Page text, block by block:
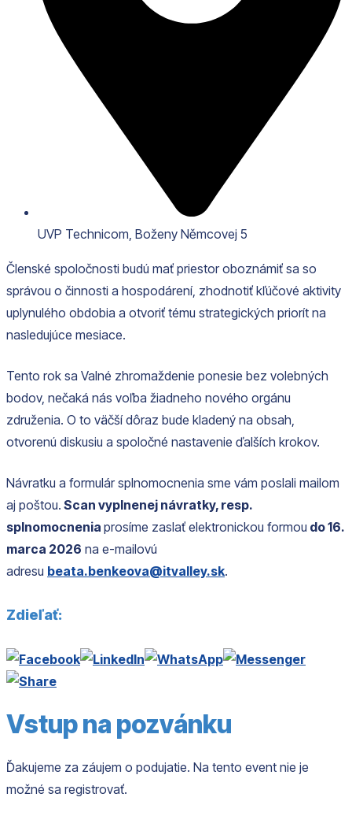
UVP Technicom, Boženy Němcovej 5
Členské spoločnosti budú mať priestor oboznámiť sa so
správou o činnosti a hospodárení, zhodnotiť kľúčové aktivity
uplynulého obdobia a otvoriť tému strategických priorít na
nasledujúce mesiace.
Tento rok sa Valné zhromaždenie ponesie bez volebných
bodov, nečaká nás voľba žiadneho nového orgánu
združenia. O to väčší dôraz bude kladený na obsah,
otvorenú diskusiu a spoločné nastavenie ďalších krokov.
Návratku a formulár splnomocnenia sme vám poslali mailom
aj poštou. Scan vyplnenej návratky, resp.
splnomocnenia prosíme zaslať elektronickou formou do 16.
marca 2026 na e-mailovú
adresu beata.benkeova@itvalley.sk.
Zdieľať:
Vstup na pozvánku
Ďakujeme za záujem o podujatie. Na tento event nie je
možné sa registrovať.